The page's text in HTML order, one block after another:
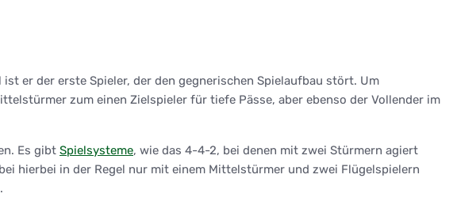
er der erste Spieler, der den gegnerischen Spielaufbau stört. Um
zum einen Zielspieler für tiefe Pässe, aber ebenso der Vollender im
Es gibt Spielsysteme, wie das 4-4-2, bei denen mit zwei Stürmern agiert
hierbei in der Regel nur mit einem Mittelstürmer und zwei Flügelspielern